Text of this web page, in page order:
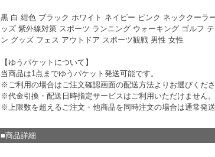
黒 白 紺色 ブラック ホワイト ネイビー ピンク ネッククーラ
ッズ 紫外線対策 スポーツ ランニング ウォーキング ゴルフ
ン グッズ フェス アウトドア スポーツ観戦 男性 女性
【ゆうパケットについて】
当商品は1点までゆうパケット発送可能です。
※ご利用の場合はご注文確認画面の配送方法よりお選びくださ
※代金引換・配送日時指定サービスはご利用いただけません。
※上限数を超えるご注文・他商品を同時注文の場合は通常発送
■商品詳細